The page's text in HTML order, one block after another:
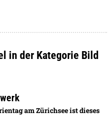
in der Kategorie Bild
am Zürichsee ist dieses